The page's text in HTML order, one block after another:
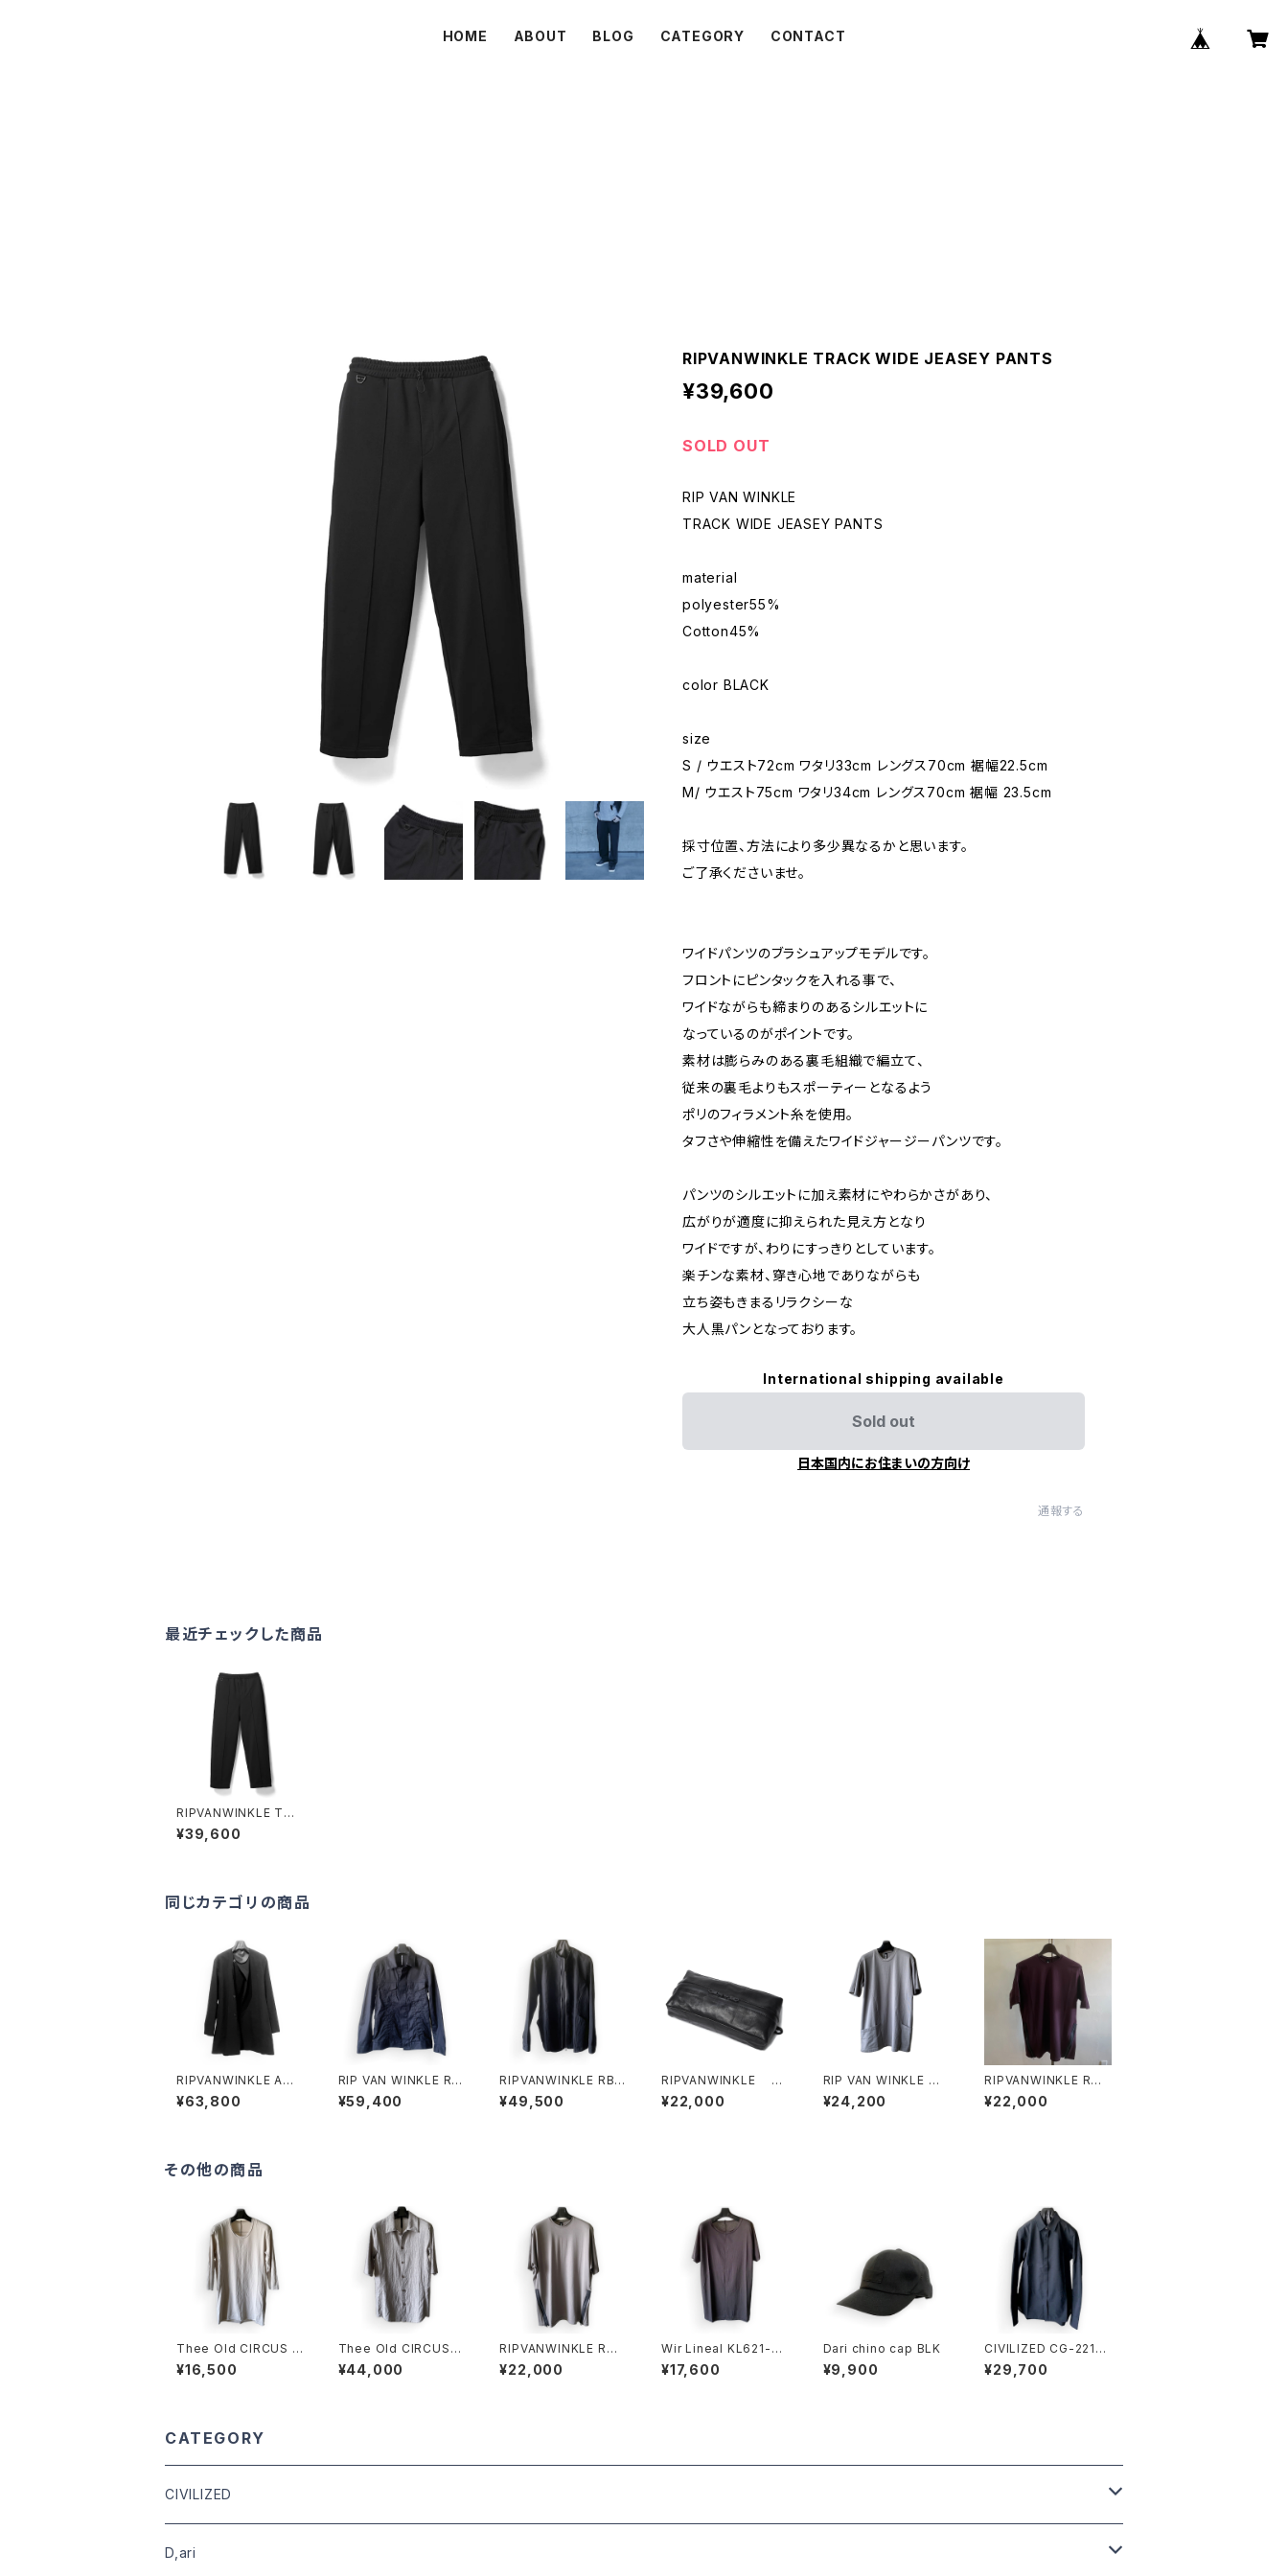
HOME ABOUT BLOG CATEGORY CONTACT
RIPVANWINKLE TRACK WIDE JEASEY PANTS
¥39,600
SOLD OUT
RIP VAN WINKLE
TRACK WIDE JEASEY PANTS
material
polyester55%
Cotton45%
color BLACK
size
S / ウエスト72cm ワタリ33cm レングス70cm 裾幅22.5cm
M/ ウエスト75cm ワタリ34cm レングス70cm 裾幅 23.5cm
採寸位置、方法により多少異なるかと思います。
ご了承くださいませ。
ワイドパンツのブラシュアップモデルです。
フロントにピンタックを入れる事で、
ワイドながらも締まりのあるシルエットに
なっているのがポイントです。
素材は膨らみのある裏毛組織で編立て、
従来の裏毛よりもスポーティーとなるよう
ポリのフィラメント糸を使用。
タフさや伸縮性を備えたワイドジャージーパンツです。
パンツのシルエットに加え素材にやわらかさがあり、
広がりが適度に抑えられた見え方となり
ワイドですが、わりにすっきりとしています。
楽チンな素材、穿き心地でありながらも
立ち姿もきまるリラクシーな
大人黒パンとなっております。
International shipping available
Sold out
日本国内にお住まいの方向け
通報する
最近チェックした商品
RIPVANWINKLE TRA
CK WIDE JEASEY PA
NTS
¥39,600
同じカテゴリの商品
RIPVANWINKLE ANO
RAK JERSEY COAT
BLACK
¥63,800
RIP VAN WINKLE RW
-628 G-JUMPER BL
ACK
¥59,400
RIPVANWINKLE RB-
603 RIDERS SHIRT
¥49,500
RIPVANWINKLE LE
ATHER TISSUE CAS
E
¥22,000
RIP VAN WINKLE ＋R
246 SIDE POCKET-
T SHARK
¥24,200
RIPVANWINKLE RW-
721 DOLMAN-T BO
RDEAUX
¥22,000
その他の商品
Thee Old CIRCUS C
lover別注 U-NECK T
¥16,500
Thee Old CIRCUS
C/L SH DUST GRA
Y
¥44,000
RIPVANWINKLE RW-
721 DOLMAN-T SH
ARK
¥22,000
Wir Lineal KL621-W
108 HALF SLEEVE C
HARCOAL
¥17,600
Dari chino cap BLK
¥9,900
CIVILIZED CG-2211
URBANE LS SHIRT
¥29,700
CATEGORY
CIVILIZED
leather
D,ari